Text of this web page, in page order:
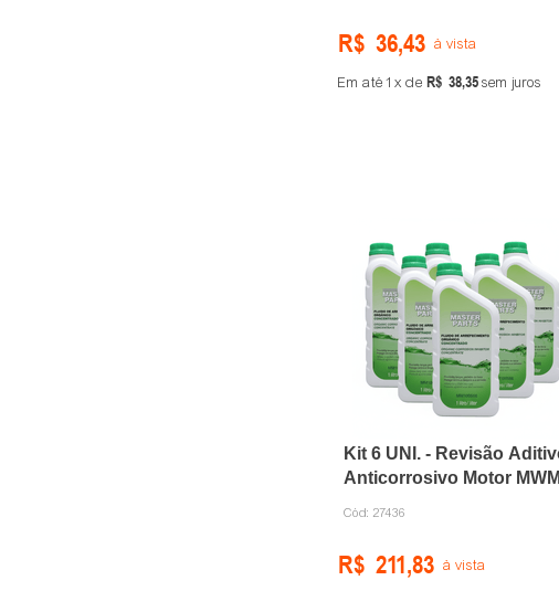
R$ 36,43 à vista
Em até1 de R$ 38,35sem juros
Kit 6 UNI. - Revisão
Anticorrosivo Motor MWM
Cód: 27436
R$ 211,83 à vista